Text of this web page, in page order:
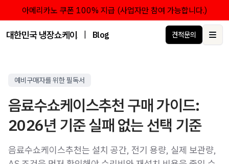
아메리카노 쿠폰 100% 지급 (사업자만 참여 가능합니다.)
대한민국 냉장쇼케이스 점유율 1위 브랜드 한성쇼케이스
Blog 견적문의
예비구매자를 위한 필독서
음료수쇼케이스추천 구매 가이드:
2026년 기준 실패 없는 선택 기준
음료수쇼케이스추천는 설치 공간, 전기 용량, 실제 보관량,